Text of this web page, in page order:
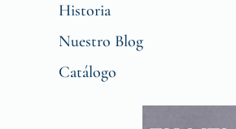
Historia
Nuestro Blog
Catálogo